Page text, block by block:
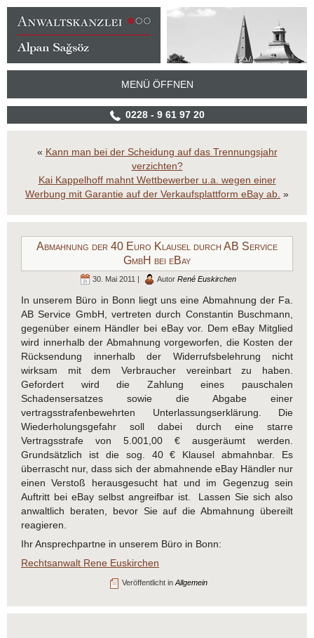
MENÜ ÖFFNEN
0228 - 9 61 97 20
« Kann man bei der Scheidung auf das Trennungsjahr
verzichten?
Kai Kappelhoff mahnt Wettbewerber u.a. wegen einer
Werbung mit Garantie auf der Verkaufsplattform eBay ab. »
Abmahnung der 40 Euro Klausel durch AB Service
GmbH bei eBay
30. Mai 2011 | Autor René Euskirchen
In unserem Büro in Bonn liegt uns eine Abmahnung der Fa.
AB Service GmbH, vertreten durch Constantin Buschmann,
gegenüber einem Händler bei eBay vor. Dem eBay Mitglied
wird innerhalb der Abmahnung vorgeworfen, die Kosten der
Rücksendung innerhalb der Widerrufsbelehrung nicht
wirksam mit dem Verbraucher vereinbart zu haben.
Gefordert wird die Zahlung eines pauschalen
Schadensersatzes sowie die Abgabe einer
vertragsstrafenbewehrten Unterlassungserklärung. Die
Wiederholungsgefahr soll dabei durch eine starre
Vertragsstrafe von 5.001,00 € ausgeräumt werden.
Grundsätzlich ist die sog. 40 € Klausel abmahnbar. Es
überrascht nur, dass sich der abmahnende eBay Händler nur
einen Verstoß herausgesucht hat und im Gegenzug sein
Auftritt bei eBay selbst angreifbar ist. Lassen Sie sich also
anwaltlich beraten, bevor Sie auf die Abmahnung übereilt
reagieren.
Ihr Ansprechpartne in unserem Büro in Bonn:
Rechtsanwalt Rene Euskirchen
Veröffentlicht inAllgemein